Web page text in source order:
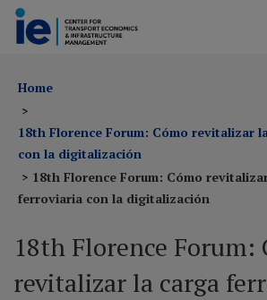
Home
18th Florence Forum: Cómo revitalizar
con la digitalización
18th Florence Forum: Cómo
ferroviaria con la digitalización
18th Florence Forum:
revitalizar la carga